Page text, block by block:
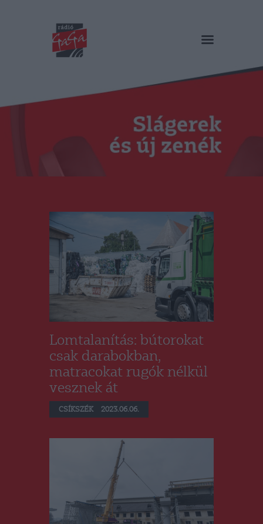
RÁDIÓ GAGA
Műsorok
Duma Duba
Podcast és videók
Stáb
RO
Lomtalanítás: bútorokat
csak darabokban,
matracokat rugók nélkül
vesznek át
CSÍKSZÉK 2023.06.06.